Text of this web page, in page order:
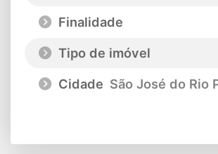
Finalidade
Tipo de imóvel
Cidade São José do Rio